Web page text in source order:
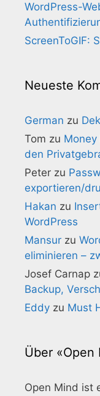
WordPress-
ScreenToGIF:
Neueste
German zu
Tom zu Money
den
Peter zu
exportieren/
Hakan zu
WordPress
Mansur zu
eliminieren –
Josef Carnap
Backup,
Eddy zu Must
Über «Open
Open Mind ist